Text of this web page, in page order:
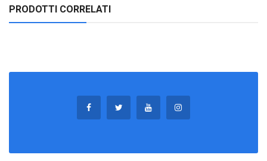
PRODOTTI CORRELATI